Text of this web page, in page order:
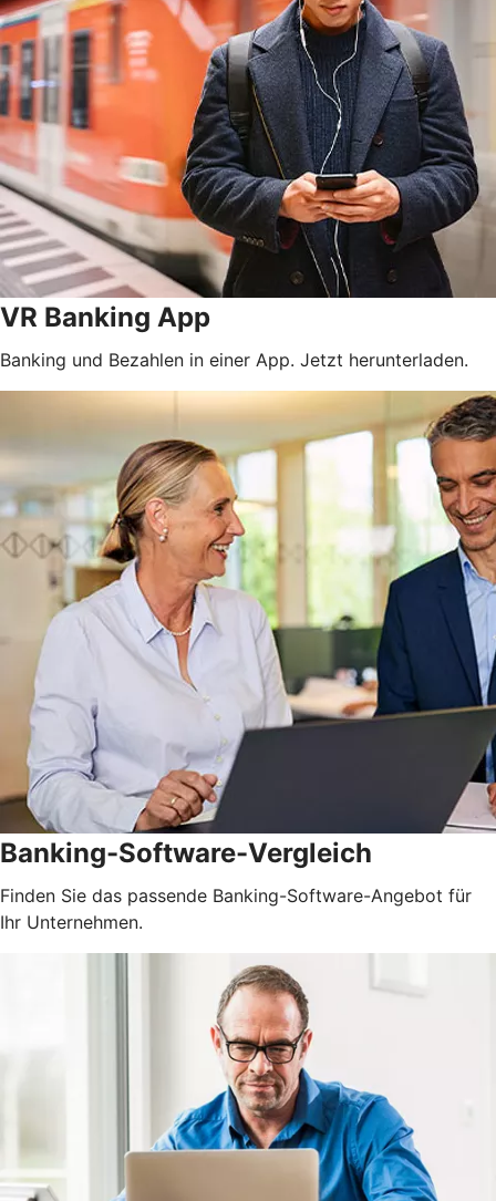
VR Banking App
Banking und Bezahlen in einer App. Jetzt herunterladen.
Banking-Software-Vergleich
Finden Sie das passende Banking-Software-Angebot für
Ihr Unternehmen.